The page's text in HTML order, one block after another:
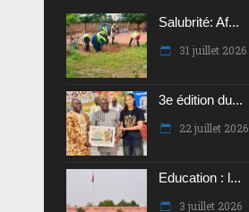
Salubrité: Af...
31 juillet 2026
3e édition du...
22 juillet 2026
Education : l...
3 juillet 2026